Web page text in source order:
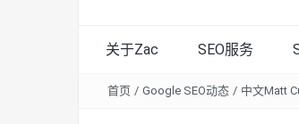
关于Zac SEO服务
首页 / Google SEO动态 / 中文Matt